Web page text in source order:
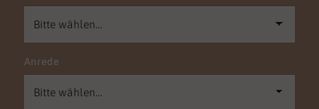
Anrede